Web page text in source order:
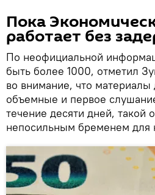
Пока
работает без
По неофициальной
быть более 1000, отметил
во внимание, что материалы
объемные и первое
течение десяти дней, такой
непосильным бременем для